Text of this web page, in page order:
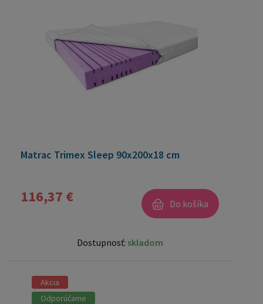
Matrac Trimex Sleep 90x200x18 cm
116,37 € Do košíka
Dostupnosť: skladom
Akcia
Odporúčame